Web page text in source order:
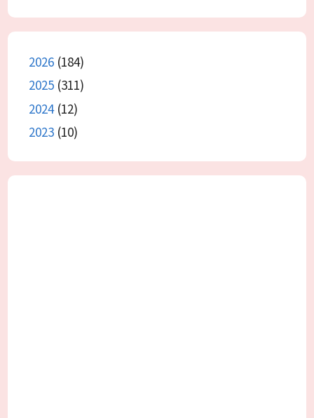
2026 (184)
2025 (311)
2024(12)
2023 (10)